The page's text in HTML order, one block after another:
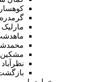
کوهسار
گرمدره
مارلیک
مشکین
نظرآباد